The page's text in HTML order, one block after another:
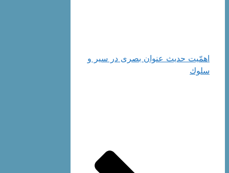
اهمّیت حدیث عنوان بصرى در سیر و
سلوك